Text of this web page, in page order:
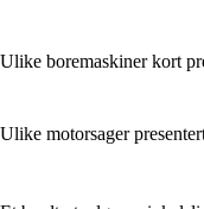
Ulike boremaskiner kort
Ulike motorsager